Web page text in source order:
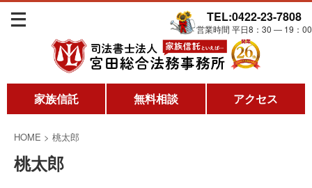
TEL:0422-23-7808
営業時間 平日8：30 ― 19：00
家族信託 無料相談 アクセス
HOME > 桃太郎
桃太郎